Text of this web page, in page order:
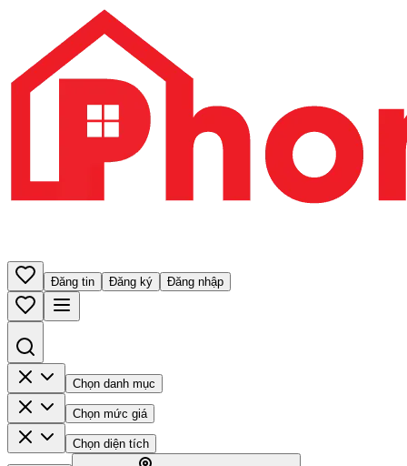
Đăng tin Đăng ký Đăng nhập
Chọn danh mục
Chọn mức giá
Chọn diện tích